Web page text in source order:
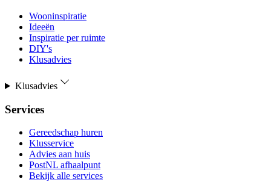
Wooninspiratie
Ideeën
Inspiratie per ruimte
DIY's
Klusadvies
Klusadvies
Services
Gereedschap huren
Klusservice
Advies aan huis
PostNL afhaalpunt
Bekijk alle services